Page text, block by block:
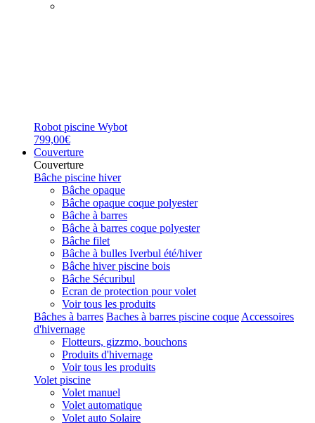
Robot piscine Wybot
799,00€
Couverture
Couverture
Bâche piscine hiver
Bâche opaque
Bâche opaque coque polyester
Bâche à barres
Bâche à barres coque polyester
Bâche filet
Bâche à bulles Iverbul été/hiver
Bâche hiver piscine bois
Bâche Sécuribul
Ecran de protection pour volet
Voir tous les produits
Bâches à barres Baches à barres piscine coque Accessoires
d'hivernage
Flotteurs, gizzmo, bouchons
Produits d'hivernage
Voir tous les produits
Volet piscine
Volet manuel
Volet automatique
Volet auto Solaire